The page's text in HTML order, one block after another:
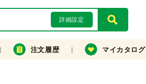
詳細設定
合計： 0円
注文履歴 マイカタログ